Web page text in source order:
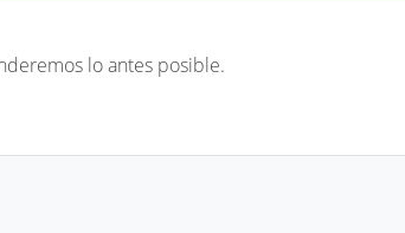
lo antes posible.